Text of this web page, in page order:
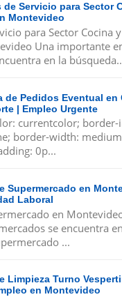
de Servicio para Sector
Montevideo
para Sector Cocina
Una importante
en la
de Pedidos Eventual en
| Empleo Urgente
currentcolor; border-
border-width:
0p...
Supermercado en
Laboral
en
se encuentra
...
Limpieza Turno
en Montevideo